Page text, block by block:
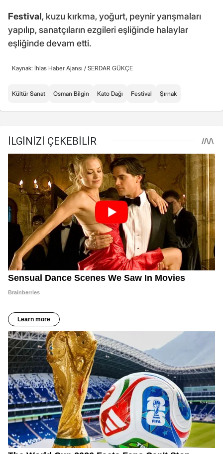
Festival, kuzu kırkma, yoğurt, peynir yarışmaları
yapılıp, sanatçıların ezgileri eşliğinde halaylar
eşliğinde devam etti.
Kaynak: İhlas Haber Ajansı / SERDAR GÜKÇE
Kültür Sanat Osman Bilgin Kato Dağı Festival Şırnak